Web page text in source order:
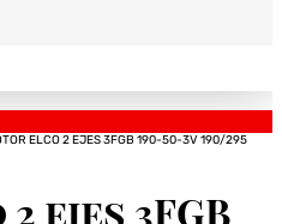
ELCO 2 EJES 3FGB 190-50-3V 190/295
ejes 3FGB